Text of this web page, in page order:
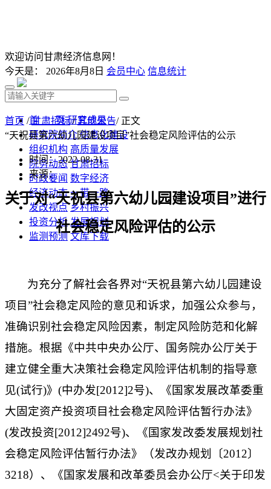
欢迎访问甘肃经济信息网！
今天是： 2026年8月8日 会员中心 信息统计
首 页 研究成果
研究院简介 信息化建设
组织机构 高质量发展
院务动态 甘肃招标
时政要闻 数字经济
经济动态 一带一路
发改视点 乡村振兴
投资分析 发展规划
监测预测 文库下载
首页 /甘肃招标/其他公告/ 正文
“天祝县第六幼儿园建设项目”社会稳定风险评估的公示
时间：2022-08-31
来源：
关于对“天祝县第六幼儿园建设项目 ”进行
社会稳定风险评估的公示
为充分了解社会各界对“天祝县第六幼儿园建设
项目”社会稳定风险的意见和诉求，加强公众参与，
准确识别社会稳定风险因素，制定风险防范和化解
措施。根据《中共中央办公厅、国务院办公厅关于
建立健全重大决策社会稳定风险评估机制的指导意
见(试行)》(中办发[2012]2号)、《国家发展改革委重
大固定资产投资项目社会稳定风险评估暂行办法》
(发改投资[2012]2492号)、《国家发改委发展规划社
会稳定风险评估暂行办法》（发改办规划〔2012〕
3218）、《国家发展和改革委员会办公厅<关于印发